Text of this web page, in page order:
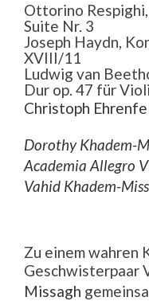
Ottorino
Suite Nr. 3
Joseph Haydn,
XVIII/11
Ludwig van
Dur op. 47 für
Christoph
Dorothy Khadem-
Academia Allegro
Vahid Khadem-
Zu einem wahren
Geschwisterpaar
Missagh